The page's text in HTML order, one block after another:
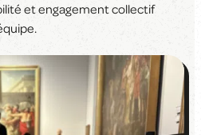
et engagement collectif